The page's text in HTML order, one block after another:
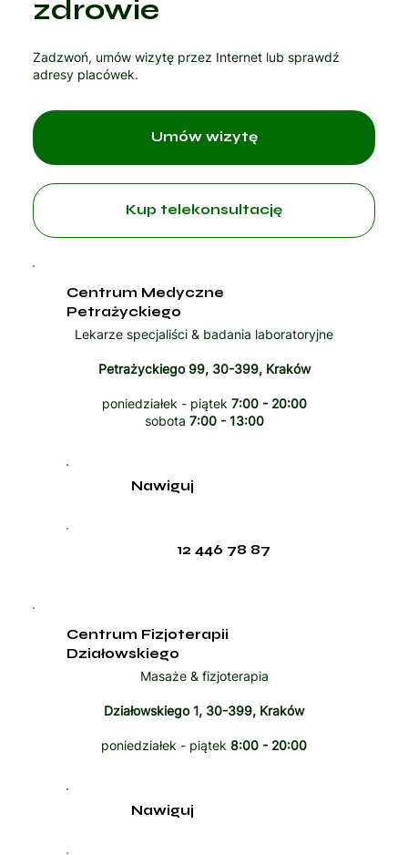
zdrowie
Zadzwoń, umów wizytę przez Internet lub sprawdź
adresy placówek.
Kup telekonsultację
Centrum Medyczne
Petrażyckiego
Lekarze specjaliści & badania laboratoryjne
Petrażyckiego 99, 30-399, Kraków
poniedziałek - piątek 7:00 - 20:00
sobota 7:00 - 13:00
12 446 78 87
Nawiguj
Centrum Fizjoterapii
Działowskiego
Masaże & fizjoterapia
Działowskiego 1, 30-399, Kraków
poniedziałek - piątek 8:00 - 20:00
Nawiguj
Umów wizytę